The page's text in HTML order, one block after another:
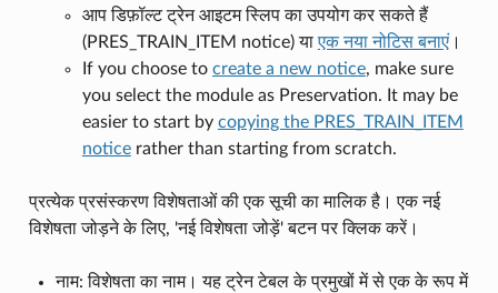
आप डिफ़ॉल्ट ट्रेन आइटम स्लिप का उपयोग कर सकते हैं
(PRES_TRAIN_ITEM notice) याएक नया नोटिस बनाएं।
If you choose to create a new notice, make sure
you select the module as Preservation. It may be
easier to start by copying the PRES_TRAIN_ITEM
noticerather than starting from scratch.
प्रत्येक प्रसंस्करण विशेषताओं की एक सूची का मालिक है। एक नई
विशेषता जोड़ने के लिए, 'नई विशेषता जोड़ें' बटन पर क्लिक करें।
नाम: विशेषता का नाम। यह ट्रेन टेबल के प्रमुखों में से एक के रूप में